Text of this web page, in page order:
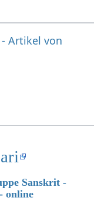
Artikel von
Sanskrit -
online